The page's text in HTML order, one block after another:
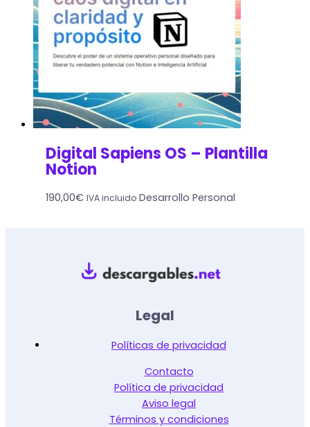
Digital Sapiens OS – Plantilla
Notion
190,00€ IVA incluido Desarrollo Personal
Legal
Políticas de privacidad
Contacto
Política de privacidad
Aviso legal
Términos y condiciones